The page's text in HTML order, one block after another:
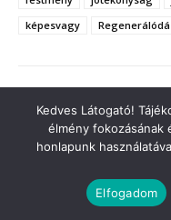
Kedves Látogató!
élmény fokozásának
honlapunk
Elfogadom